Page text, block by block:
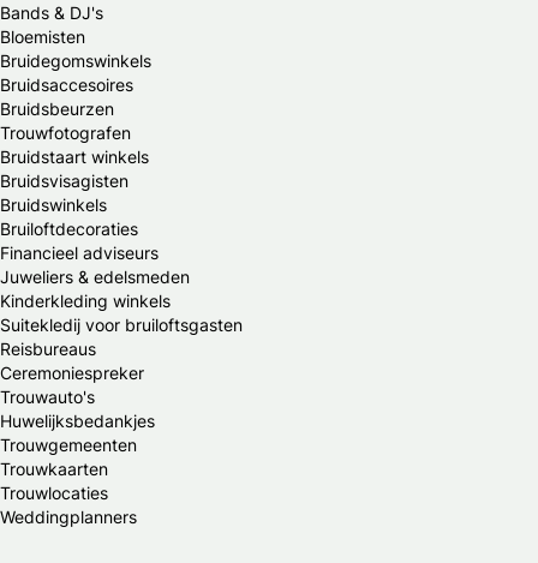
Bands & DJ's
Bloemisten
Bruidegomswinkels
Bruidsaccesoires
Bruidsbeurzen
Trouwfotografen
Bruidstaart winkels
Bruidsvisagisten
Bruidswinkels
Bruiloftdecoraties
Financieel adviseurs
Juweliers & edelsmeden
Kinderkleding winkels
Suitekledij voor bruiloftsgasten
Reisbureaus
Ceremoniespreker
Trouwauto's
Huwelijksbedankjes
Trouwgemeenten
Trouwkaarten
Trouwlocaties
Weddingplanners